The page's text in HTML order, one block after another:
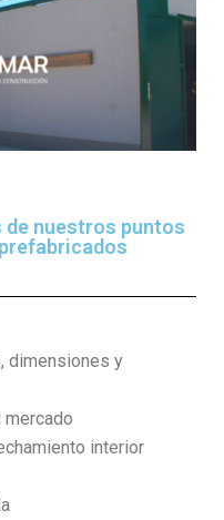
nuestros puntos
dimensiones y
interior